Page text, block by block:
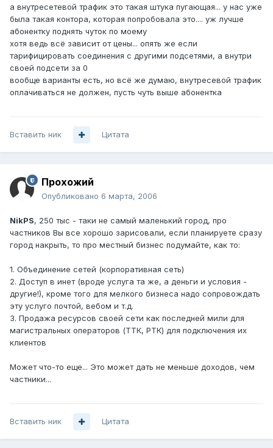
а внутресетевой трафик это такая штука пугающая... у нас уже
была такая контора, которая попробовала это.... уж лучше
абонентку поднять чуток по моему
хотя ведь всё зависит от цены... опять же если
тарифицировать соединения с другими подсетями, а внутри
своей подсети за 0
вообще варианты есть, но всё же думаю, внутресевой трафик
оплачиваться не должен, пусть чуть выше абонентка
Вставить ник Цитата
Прохожий
Опубликовано 6 марта, 2006
NikPS, 250 тыс - таки не самый маленький город, про
частников Вы все хорошо зарисовали, если планируете сразу
город накрыть, то про местный бизнес подумайте, как то:
1. Объединение сетей (корпоративная сеть)
2. Доступ в инет (вроде услуга та же, а деньги и условия -
другие!), кроме того для мелкого бизнеса надо сопровождать
эту услуго почтой, вебом и т.д.
3. Продажа ресурсов своей сети как последней мили для
магистральных операторов (ТТК, РТК) для подключения их
клиентов
Может что-то еще... Это может дать не меньше доходов, чем
частники...
Вставить ник Цитата